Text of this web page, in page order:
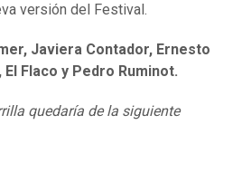
versión del Festival.
Javiera Contador, Ernesto
El Flaco y Pedro Ruminot.
quedaría de la siguiente